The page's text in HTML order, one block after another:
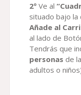
2º Ve al
situado bajo la
Añade al
al lado de
Tendrás que
personas de la
adultos o